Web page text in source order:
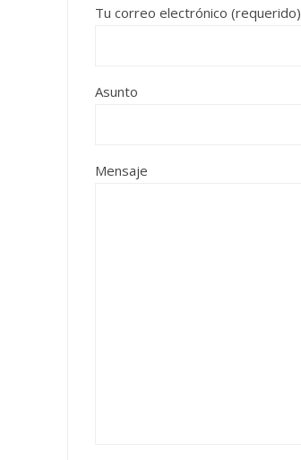
Tu correo electrónico (requerido)
Asunto
Mensaje